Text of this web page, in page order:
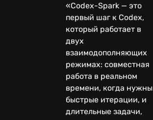
«Codex-Spark — это
первый шаг к Codex,
который работает в
двух
взаимодополняющих
режимах: совместная
работа в реальном
времени, когда нужны
быстрые итерации, и
длительные задачи,